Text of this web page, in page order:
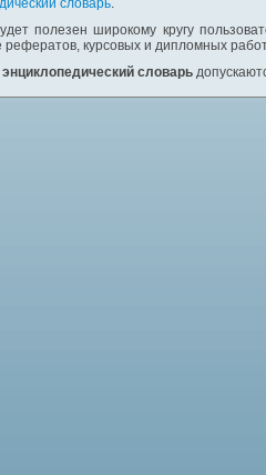
словарь.
полезен широкому кругу
рефератов, курсовых и дипломных
энциклопедический словарь